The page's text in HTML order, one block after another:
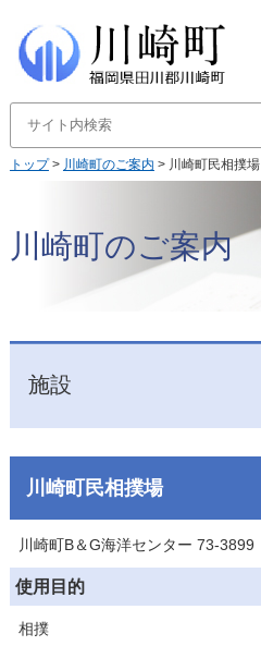
トップ> 川崎町のご案内 > 川崎町民相撲場
川崎町のご案内
施設
川崎町民相撲場
川崎町B＆G海洋センター 73-3899
使用目的
相撲